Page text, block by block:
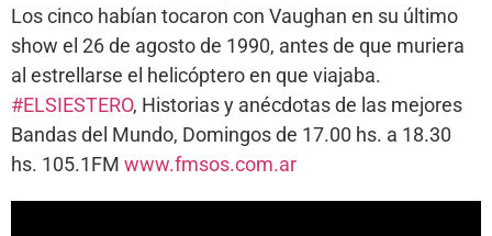
Los cinco habían tocaron con Vaughan en su último
show el 26 de agosto de 1990, antes de que muriera
al estrellarse el helicóptero en que viajaba.
#ELSIESTERO, Historias y anécdotas de las mejores
Bandas del Mundo, Domingos de 17.00 hs. a 18.30
hs. 105.1FM www.fmsos.com.ar